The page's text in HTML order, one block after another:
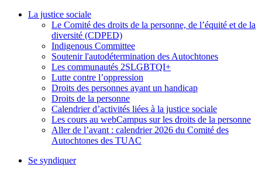
La justice sociale
Le Comité des droits de la personne, de l’équité et de la
diversité (CDPED)
Indigenous Committee
Soutenir l'autodétermination des Autochtones
Les communautés 2SLGBTQI+
Lutte contre l’oppression
Droits des personnes ayant un handicap
Droits de la personne
Calendrier d’activités liées à la justice sociale
Les cours au webCampus sur les droits de la personne
Aller de l’avant : calendrier 2026 du Comité des
Autochtones des TUAC
Se syndiquer